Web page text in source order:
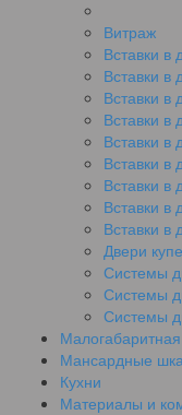
Витраж
Вставки в
Вставки в
Вставки в
Вставки в
Вставки в
Вставки в
Вставки в
Вставки в
Вставки в
Двери
Системы
Системы
Системы
Мансардные
Кухни
Материалы и